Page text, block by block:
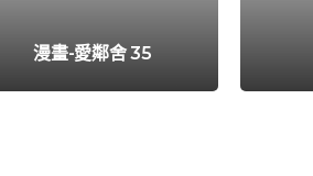
漫畫-愛鄰舍 35